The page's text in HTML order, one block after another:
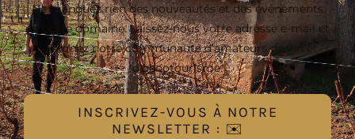
Ne manquez rien des nouveautés et des événements
de notre domaine. Laissez-nous votre adresse e-mail et
rejoignez notre communauté d’amateurs de vin et
d’oenotourisme.
INSCRIVEZ-VOUS À NOTRE
NEWSLETTER : ✉️